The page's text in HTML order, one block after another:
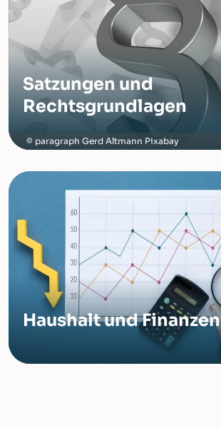
Satzungen und
Rechtsgrundlagen
paragraph Gerd Altmann Pixabay
Haushalt und Finanzen